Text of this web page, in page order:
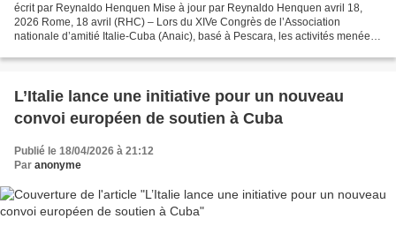
écrit par Reynaldo Henquen Mise à jour par Reynaldo Henquen avril 18,
2026 Rome, 18 avril (RHC) – Lors du XIVe Congrès de l’Association
nationale d’amitié Italie-Cuba (Anaic), basé à Pescara, les activités menées
L’Italie lance une initiative pour un nouveau
convoi européen de soutien à Cuba
Publié le 18/04/2026 à 21:12
Par anonyme